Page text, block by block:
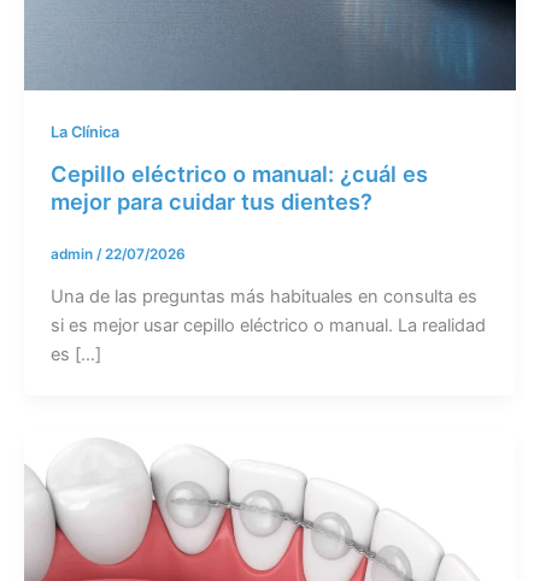
La Clínica
Cepillo eléctrico o manual: ¿cuál es
mejor para cuidar tus dientes?
admin /22/07/2026
Una de las preguntas más habituales en consulta es
si es mejor usar cepillo eléctrico o manual. La realidad
es […]